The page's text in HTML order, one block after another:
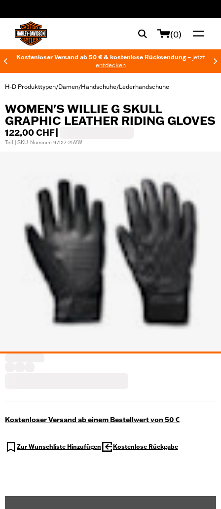
(0)
Kostenloser Versand ab 50 € & kostenlose Rücksendung – jetzt
entdecken
H-D Produkttypen/Damen/Handschuhe/Lederhandschuhe
WOMEN'S WILLIE G SKULL
GRAPHIC LEATHER RIDING GLOVES
122,00 CHF
Teil | SKU-Nummer: 97127-25VW
Kostenloser Versand ab einem Bestellwert von 50 €
Zur Wunschliste Hinzufügen Kostenlose Rückgabe